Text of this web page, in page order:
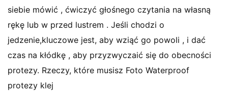
siebie mówić , ćwiczyć głośnego czytania na własną
rękę lub w przed lustrem . Jeśli chodzi o
jedzenie,kluczowe jest, aby wziąć go powoli , i dać
czas na kłódkę , aby przyzwyczaić się do obecności
protezy. Rzeczy, które musisz Foto Waterproof
protezy klej